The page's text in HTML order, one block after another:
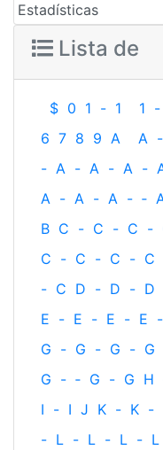
Estadísticas
Lista de
$ 0 1 - 1 1 -
6 7 8 9 A A -
- A - A - A -
A - A - A - ‐
B C - C - C -
C - C - C - C
- C D - D - D
E - E - E - E -
G - G - G - G
G - ‐ G - G H
I - I J K - K -
- L - L - L - L